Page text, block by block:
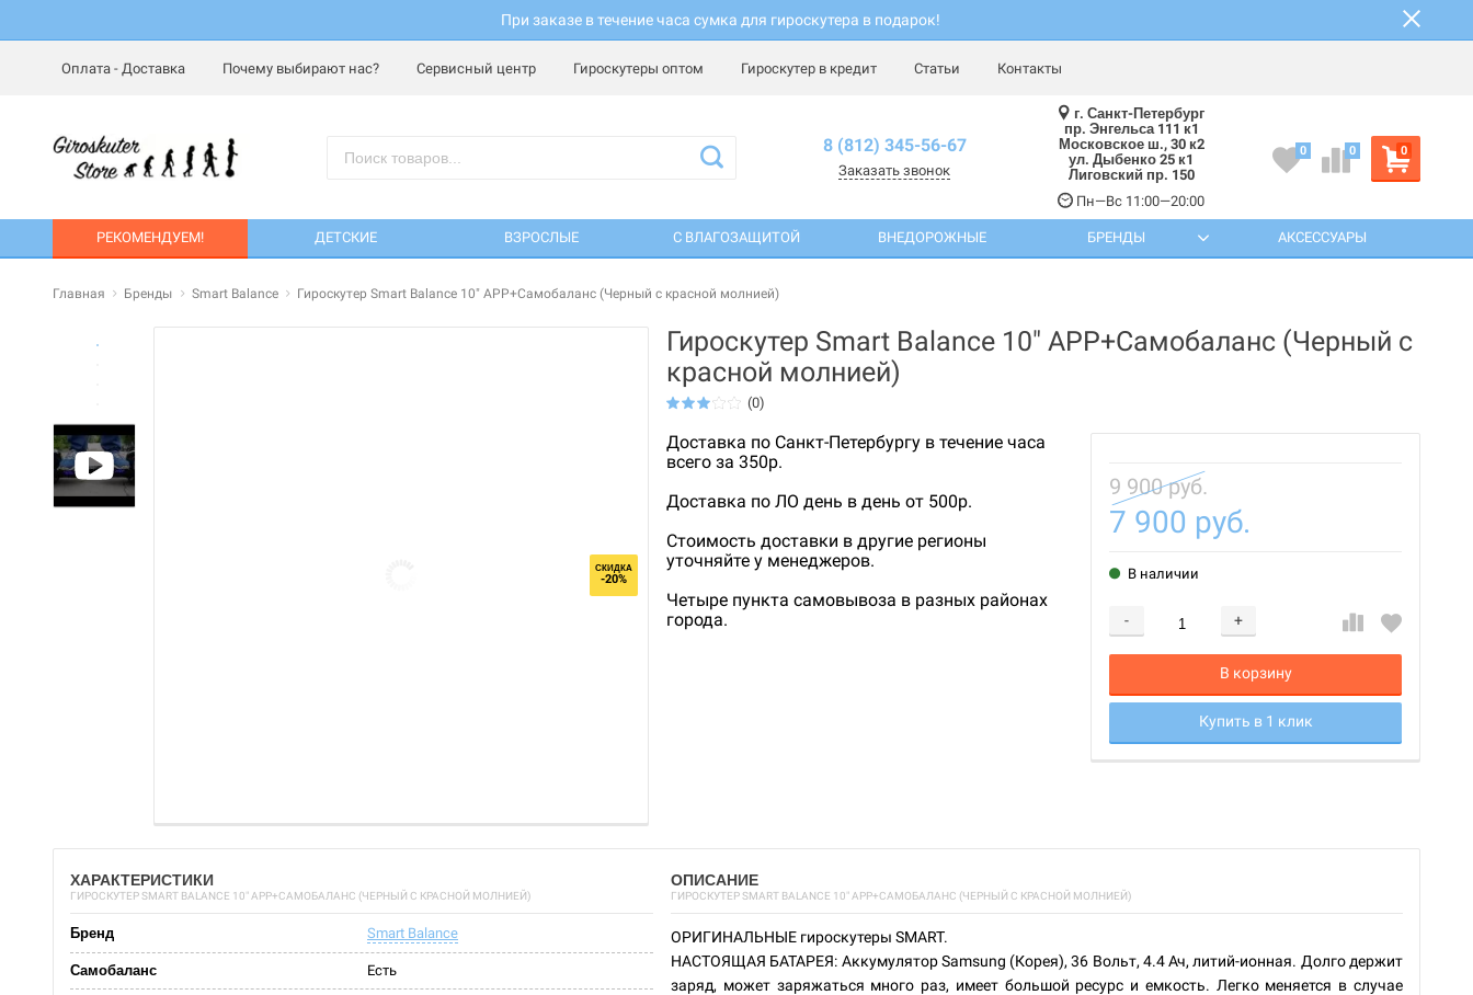
При заказе в течение часа сумка для гироскутера в подарок!
Оплата - Доставка Почему выбирают нас? Сервисный центр Гироскутеры оптом Гироскутер в кредит Статьи Контакты
8 (812) 345-56-67
Заказать звонок
г. Санкт-Петербург
пр. Энгельса 111 к1
Московское ш., 30 к2
ул. Дыбенко 25 к1
Лиговский пр. 150
Пн—Вс 11:00—20:00
0
0 0
РЕКОМЕНДУЕМ! ДЕТСКИЕ ВЗРОСЛЫЕ С ВЛАГОЗАЩИТОЙ ВНЕДОРОЖНЫЕ БРЕНДЫ АКСЕССУАРЫ
Главная Бренды Smart Balance Гироскутер Smart Balance 10" APP+Самобаланс (Черный с красной молнией)
СКИДКА
-20%
Гироскутер Smart Balance 10" APP+Самобаланс (Черный с
красной молнией)
(0)
9 900 руб.
7 900 руб.
В наличии
- +
Добавляется...
В корзину
Добавлен
Купить в 1 клик
Доставка по Санкт-Петербургу в течение часа
всего за 350р.
Доставка по ЛО день в день от 500р.
Стоимость доставки в другие регионы
уточняйте у менеджеров.
Четыре пункта самовывоза в разных районах
города.
ХАРАКТЕРИСТИКИ
ГИРОСКУТЕР SMART BALANCE 10" APP+САМОБАЛАНС (ЧЕРНЫЙ С КРАСНОЙ МОЛНИЕЙ)
Бренд Smart Balance
Самобаланс Есть
ОПИСАНИЕ
ГИРОСКУТЕР SMART BALANCE 10" APP+САМОБАЛАНС (ЧЕРНЫЙ С КРАСНОЙ МОЛНИЕЙ)
ОРИГИНАЛЬНЫЕ гироскутеры SMART.
НАСТОЯЩАЯ БАТАРЕЯ: Аккумулятор Samsung (Корея), 36 Вольт, 4.4 Ач, литий-ионная. Долго держит
заряд, может заряжаться много раз, имеет большой ресурс и емкость. Легко меняется в случае